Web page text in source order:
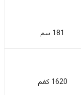
181 سم
1620 كغم